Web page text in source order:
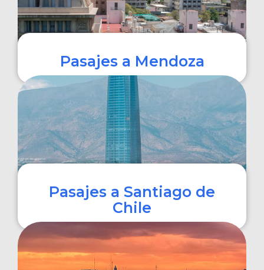
Pasajes a Mendoza
COMPRAR
Pasajes a Santiago de
Chile